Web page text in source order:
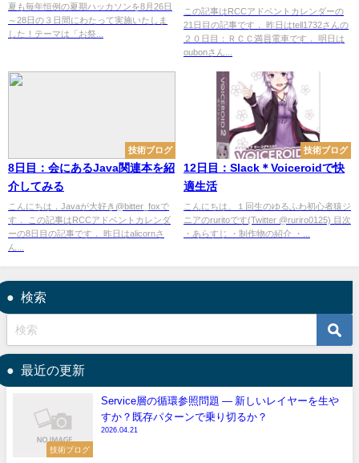
夏も毎年恒例の夏期ハッカソンを8月26日
～28日の３日間にわたって実施いたしま
した！テーマは「お祭...
この記事はRCCアドベントカレンダーの
21日目の記事です． 昨日はtell1732さんの
２０日目：ＲＣＣ満員電車です． 明日は
oubonさん...
技術ブログ
8日目：会にあるJava関連本を紹
介してみる
こんにちは，Javaが大好き@bitter_foxで
す． この記事はRCCアドベントカレンダ
ーの8日目の記事です． 昨日はalicornさ
ん...
技術ブログ
12日目：Slack＊Voiceroidで快
適生活
こんにちは。１回生のゆるふわ初心者猿ジ
ニアのruritoです(Twitter @ruriro0125) 目次
・あらすじ ・制作物の紹介 ・...
検索
最近の更新
技術ブログ
Service層の循環参照問題 — 新しいレイヤーを生や
すか？既存パターンで乗り切るか？
2026.04.21